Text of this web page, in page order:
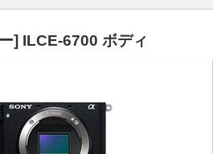
] ILCE-6700 ボディ